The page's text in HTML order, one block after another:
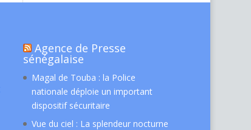
Agence de Presse
sénégalaise
Magal de Touba : la Police
nationale déploie un important
dispositif sécuritaire
Vue du ciel : La splendeur nocturne